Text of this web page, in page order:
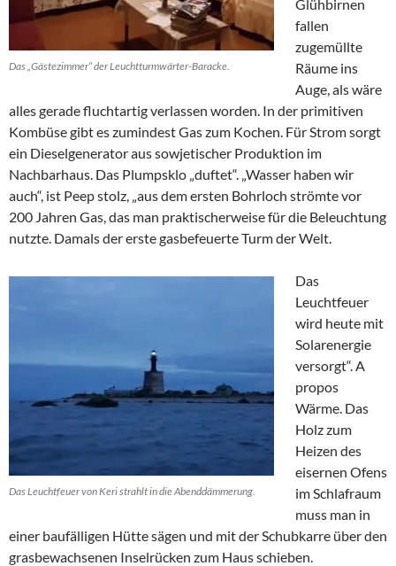
Das „Gästezimmer“ der Leuchtturmwärter-Baracke.
Glühbirnen
fallen
zugemüllte
Räume ins
Auge, als wäre
alles gerade fluchtartig verlassen worden. In der primitiven
Kombüse gibt es zumindest Gas zum Kochen. Für Strom sorgt
ein Dieselgenerator aus sowjetischer Produktion im
Nachbarhaus. Das Plumpsklo „duftet“. „Wasser haben wir
auch“, ist Peep stolz, „aus dem ersten Bohrloch strömte vor
200 Jahren Gas, das man praktischerweise für die Beleuchtung
nutzte. Damals der erste gasbefeuerte Turm der Welt.
Das Leuchtfeuer von Keri strahlt in die Abenddämmerung.
Das
Leuchtfeuer
wird heute mit
Solarenergie
versorgt“. A
propos
Wärme. Das
Holz zum
Heizen des
eisernen Ofens
im Schlafraum
muss man in
einer baufälligen Hütte sägen und mit der Schubkarre über den
grasbewachsenen Inselrücken zum Haus schieben.